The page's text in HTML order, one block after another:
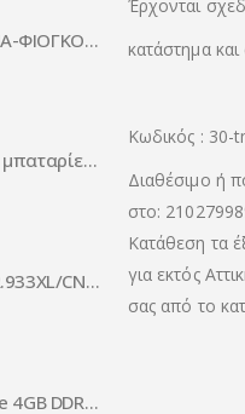
Έρχονται
κατάστημα
Κωδικός : 30-
Διαθέσιμο ή
στο:
Κατάθεση τα
για εκτός
σας από το
ΑΡΚΟΥΔΟΣ ΚΑΡΔΙΑ-ΦΙΟΓΚΟΣ 25cm TOYmarkt 99353
VARTA αλκαλικές μπαταρίες Longlife Power, D/LR20, 1.5V, 2τμχ
Tintenpatrone NR.933XL/CN054AE cyan - CN054AE
Corsair Vengeance 4GB DDR4-2400 memory module 2400 MHz CMK4GX4M1A2400C16